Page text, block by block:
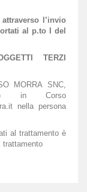
l’invio
al p.to I del
TERZI
MORRA SNC,
in Corso
nella persona
al trattamento è
trattamento